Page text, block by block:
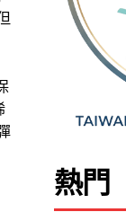
熱門